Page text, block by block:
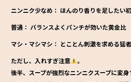
ニンニク少なめ： ほんのり香りを足したい
普通： バランスよくパンチが効いた黄金比
マシ・マシマシ： とことん刺激を求める猛者
ただし、 入れすぎ注意
。
後半、スープが強烈なニンニクスープに変身